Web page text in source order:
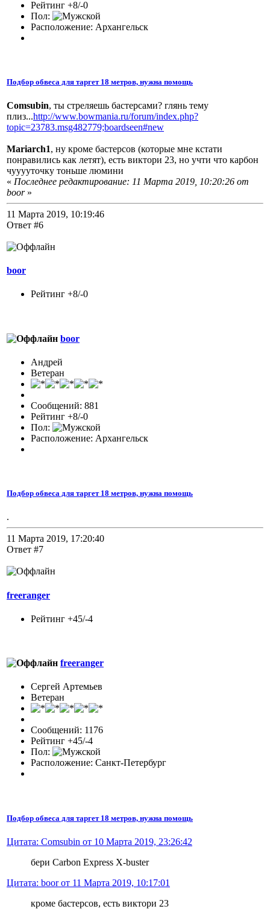
Рейтинг +8/-0
Пол:
Расположение: Архангельск
Подбор обвеса для таргет 18 метров, нужна помощь
Comsubin, ты стреляешь бастерсами? глянь тему
плиз...http://www.bowmania.ru/forum/index.php?
topic=23783.msg482779;boardseen#new
Mariarch1, ну кроме бастерсов (которые мне кстати
понравились как летят), есть виктори 23, но учти что карбон
чууууточку тоньше люмини
« Последнее редактирование: 11 Марта 2019, 10:20:26 от
boor»
11 Марта 2019, 10:19:46
Ответ #6
boor
Рейтинг +8/-0
boor
Андрей
Ветеран
Сообщений: 881
Рейтинг +8/-0
Пол:
Расположение: Архангельск
Подбор обвеса для таргет 18 метров, нужна помощь
.
11 Марта 2019, 17:20:40
Ответ #7
freeranger
Рейтинг +45/-4
freeranger
Сергей Артемьев
Ветеран
Сообщений: 1176
Рейтинг +45/-4
Пол:
Расположение: Санкт-Петербург
Подбор обвеса для таргет 18 метров, нужна помощь
Цитата: Comsubin от 10 Марта 2019, 23:26:42
бери Carbon Express X-buster
Цитата: boor от 11 Марта 2019, 10:17:01
кроме бастерсов, есть виктори 23